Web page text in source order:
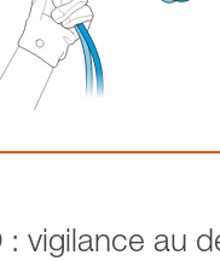
: vigilance au